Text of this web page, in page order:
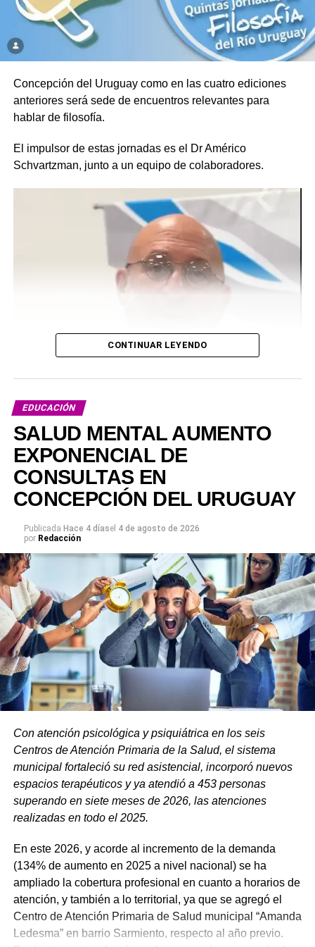
Concepción del Uruguay como en las cuatro ediciones
anteriores será sede de encuentros relevantes para
hablar de filosofía.
El impulsor de estas jornadas es el Dr Américo
Schvartzman, junto a un equipo de colaboradores.
Será 14 y 15 de agosto de 2026 con la siguiente
programación:
CONTINUAR LEYENDO
EDUCACIÓN
SALUD MENTAL AUMENTO
EXPONENCIAL DE
CONSULTAS EN
CONCEPCIÓN DEL URUGUAY
Publicada Hace 4 díasel 4 de agosto de 2026
por Redacción
Con atención psicológica y psiquiátrica en los seis
Centros de Atención Primaria de la Salud, el sistema
municipal fortaleció su red asistencial, incorporó nuevos
espacios terapéuticos y ya atendió a 453 personas
superando en siete meses de 2026, las atenciones
realizadas en todo el 2025.
En este 2026, y acorde al incremento de la demanda
(134% de aumento en 2025 a nivel nacional) se ha
ampliado la cobertura profesional en cuanto a horarios de
atención, y también a lo territorial, ya que se agregó el
Centro de Atención Primaria de Salud municipal “Amanda
Ledesma” en barrio Sarmiento, respecto al año previo.